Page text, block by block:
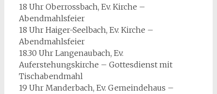
18 Uhr Oberrossbach, Ev. Kirche –
Abendmahlsfeier
18 Uhr Haiger-Seelbach, Ev. Kirche –
Abendmahlsfeier
18.30 Uhr Langenaubach, Ev.
Auferstehungskirche – Gottesdienst mit
Tischabendmahl
19 Uhr Manderbach, Ev. Gemeindehaus –